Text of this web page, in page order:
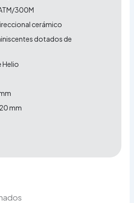
300M
cerámico
dotados de
Helio
mm